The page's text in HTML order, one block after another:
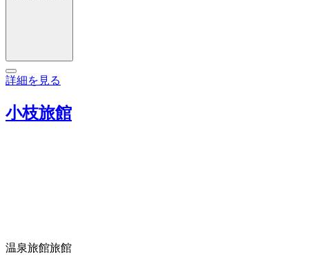
詳細を見る
小枝旅館
温泉旅館旅館